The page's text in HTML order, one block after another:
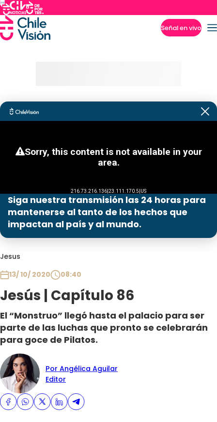
Señal en vivo
Siga nuestra transmisión las 24 horas para
mantenerse al tanto de los hechos que
impactan al país y al mundo.
Jesus
13/ 10/ 2020
08:40
Jesús | Capítulo 86
El “Monstruo” llegó hasta el palacio para ser
parte de las luchas que pronto se celebrarán
para goce de Pilatos.
Por Angélica Aguilar
Editor
Programas
Contigo en Directo
Plan Perfecto
El Tiempo
Sabingo
Todos Los Programas